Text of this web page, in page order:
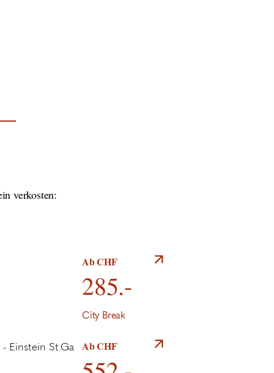
verkosten:
Ab CHF
285.-
City Break
Ab CHF